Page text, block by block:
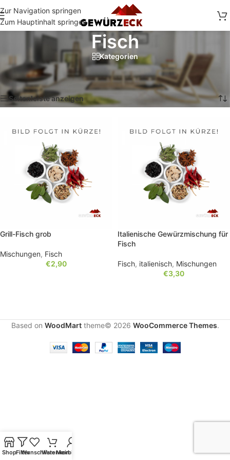
Zur Navigation springen
Zum Hauptinhalt springen
Fisch
Kategorien
Start/Shop
Produkte verschlagwortet mit „Fisch“
Alle 2 Ergebnisse werden angezeigt
Seitenleiste anzeigen
Grill-Fisch grob
Mischungen, Fisch
€2,90
Italienische Gewürzmischung für
Fisch
Fisch, italienisch, Mischungen
€3,30
Based on WoodMarttheme© 2026 WooCommerce Themes.
ShopFilter
WunschlisteWarenkorbMein Konto